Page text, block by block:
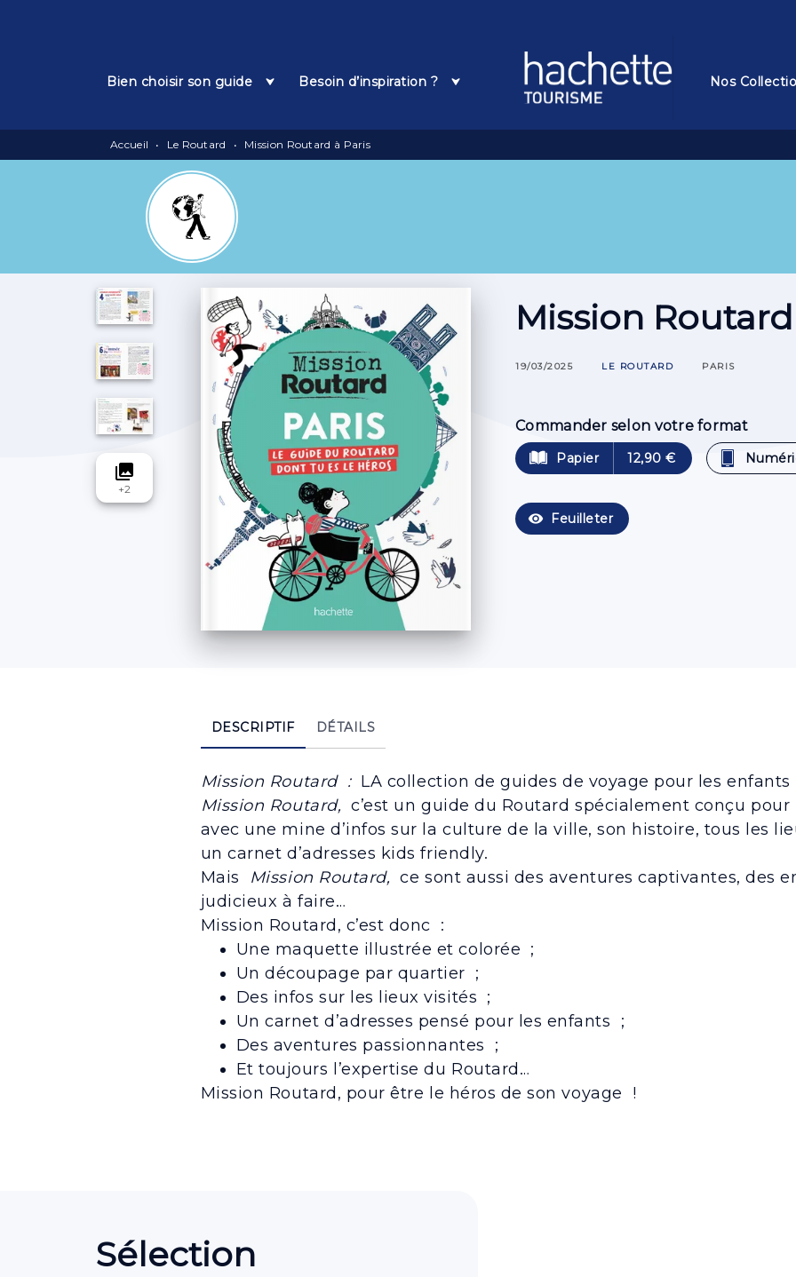
Bien choisir son guide Besoin d’inspiration ? Nos
Accueil • Le Routard • Mission Routard à Paris
Mission
19/03/2025 LE ROUTARD PARIS
Commander selon votre format
Papier 12,90 €
visibility Feuilleter
collections
+2
DESCRIPTIF DÉTAILS
Mission Routard :LA collection de guides de voyage pour les enfants
Mission Routard, c’est un guide du Routard spécialement conçu
avec une mine d’infos sur la culture de la ville, son histoire, tous les
un carnet d’adresses kids friendly.
Mais Mission Routard, ce sont aussi des aventures captivantes, des
judicieux à faire…
Mission Routard, c’est donc :
Une maquette illustrée et colorée ;
Un découpage par quartier ;
Des infos sur les lieux visités ;
Un carnet d’adresses pensé pour les enfants ;
Des aventures passionnantes ;
Et toujours l’expertise du Routard…
Mission Routard, pour être le héros de son voyage !
Sélection